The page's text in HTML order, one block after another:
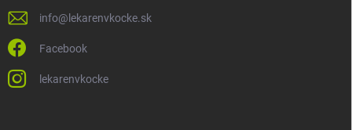
info@ lekarenvkocke.sk
Facebook
lekarenvkocke